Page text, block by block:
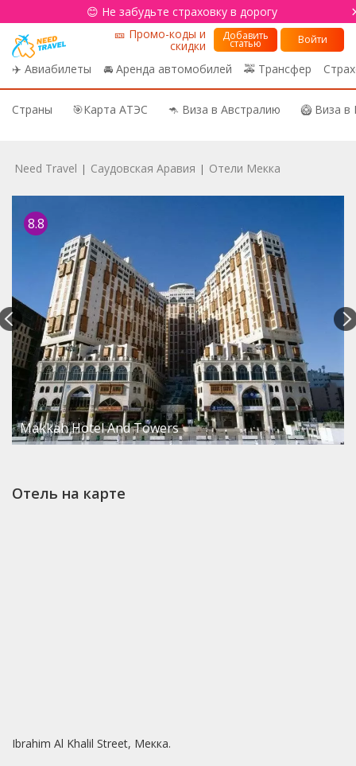
😊 Не забудьте страховку в дорогу
✈️ Авиабилеты 🚘 Аренда автомобилей 🚕 Трансфер
🎫 Промо-коды и
скидки
Добавить
статью Войти
Страны 🎯Карта АТЭС 🦘 Виза в Австралию 🥝 Виза
Need Travel | Саудовская Аравия | Отели Мекка
8.8
Makkah Hotel And Towers
Отель на карте
Ibrahim Al Khalil Street, Мекка.